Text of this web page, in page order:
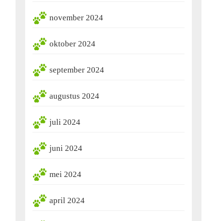
november 2024
oktober 2024
september 2024
augustus 2024
juli 2024
juni 2024
mei 2024
april 2024